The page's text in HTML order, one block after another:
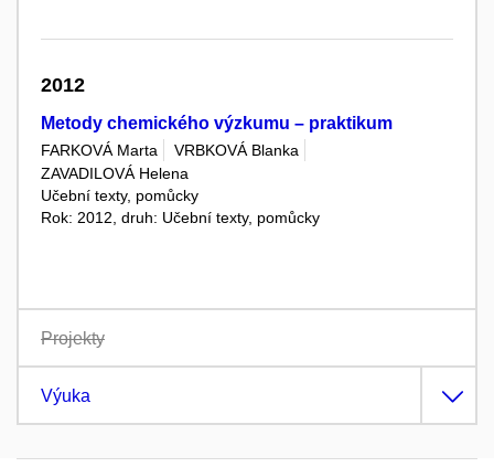
2012
Metody chemického výzkumu – praktikum
FARKOVÁ Marta
VRBKOVÁ Blanka
ZAVADILOVÁ Helena
Učební texty, pomůcky
Rok: 2012, druh: Učební texty, pomůcky
Projekty
Výuka